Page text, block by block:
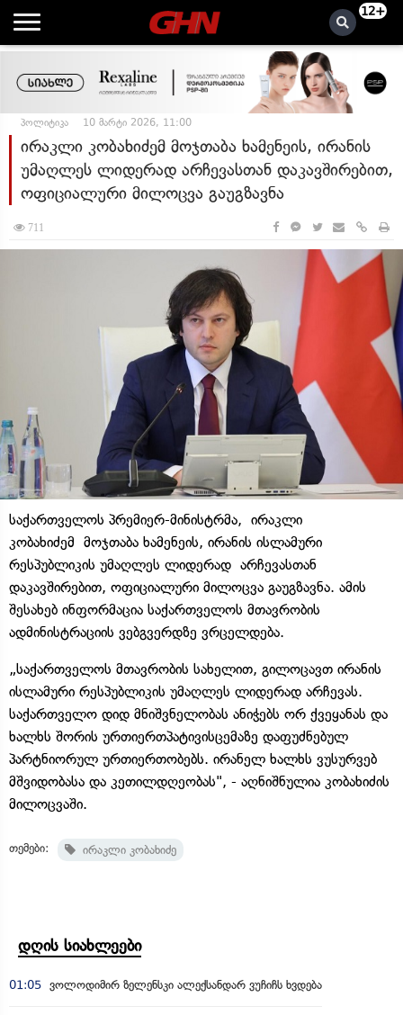
12+
პოლიტიკა 10 მარტი 2026, 11:00
ირაკლი კობახიძემ მოჯთაბა ხამენეის, ირანის
უმაღლეს ლიდერად არჩევასთან დაკავშირებით,
ოფიციალური მილოცვა გაუგზავნა
711
საქართველოს პრემიერ-მინისტრმა, ირაკლი
კობახიძემ მოჯთაბა ხამენეის, ირანის ისლამური
რესპუბლიკის უმაღლეს ლიდერად არჩევასთან
დაკავშირებით, ოფიციალური მილოცვა გაუგზავნა. ამის
შესახებ ინფორმაცია საქართველოს მთავრობის
ადმინისტრაციის ვებგვერდზე ვრცელდება.
„საქართველოს მთავრობის სახელით, გილოცავთ ირანის
ისლამური რესპუბლიკის უმაღლეს ლიდერად არჩევას.
საქართველო დიდ მნიშვნელობას ანიჭებს ორ ქვეყანას და
ხალხს შორის ურთიერთპატივისცემაზე დაფუძნებულ
პარტნიორულ ურთიერთობებს. ირანელ ხალხს ვუსურვებ
მშვიდობასა და კეთილდღეობას", - აღნიშნულია კობახიძის
მილოცვაში.
თემები: ირაკლი კობახიძე
დღის სიახლეები
01:05 ვოლოდიმირ ზელენსკი ალექსანდარ ვუჩიჩს ხვდება